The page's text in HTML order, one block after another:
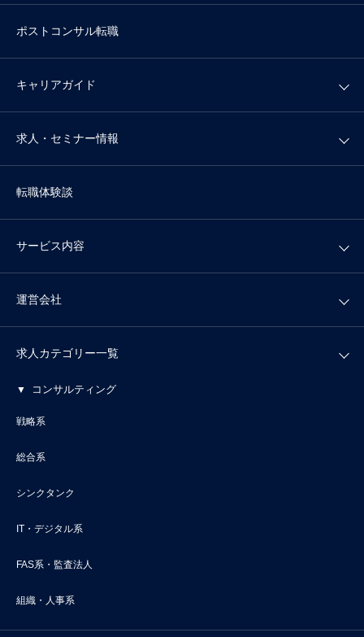
ポストコンサル転職
キャリアガイド
求人・セミナー情報
転職体験談
サービス内容
運営会社
求人カテゴリー一覧
コンサルティング
戦略系
総合系
シンクタンク
IT・デジタル系
FAS系・監査法人
組織・人事系